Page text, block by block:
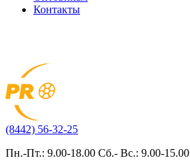
Контакты
(8442) 56-32-25
Пн.-Пт.: 9.00-18.00 Сб.- Вс.: 9.00-15.00